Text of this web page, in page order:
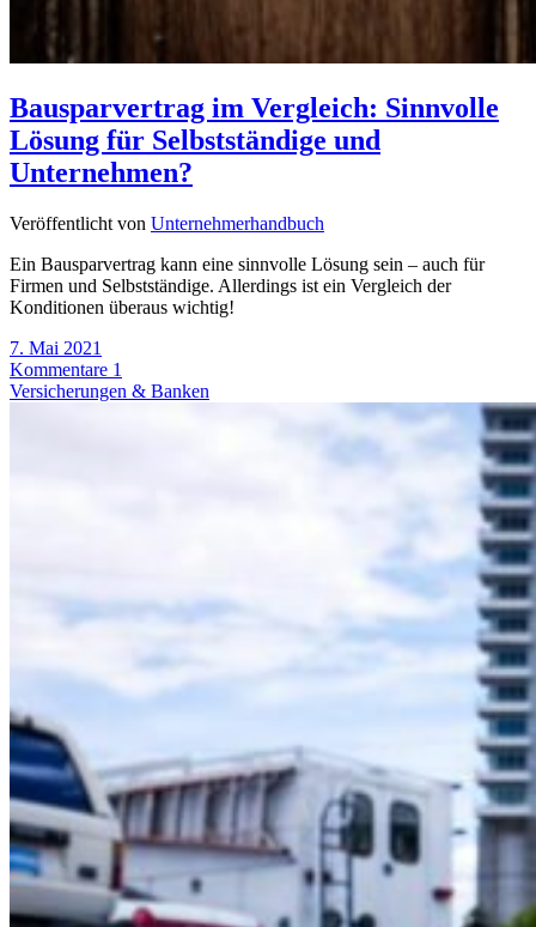
Bausparvertrag im Vergleich: Sinnvolle
Lösung für Selbstständige und
Unternehmen?
Veröffentlicht von Unternehmerhandbuch
Ein Bausparvertrag kann eine sinnvolle Lösung sein – auch für
Firmen und Selbstständige. Allerdings ist ein Vergleich der
Konditionen überaus wichtig!
7. Mai 2021
Kommentare 1
Versicherungen & Banken